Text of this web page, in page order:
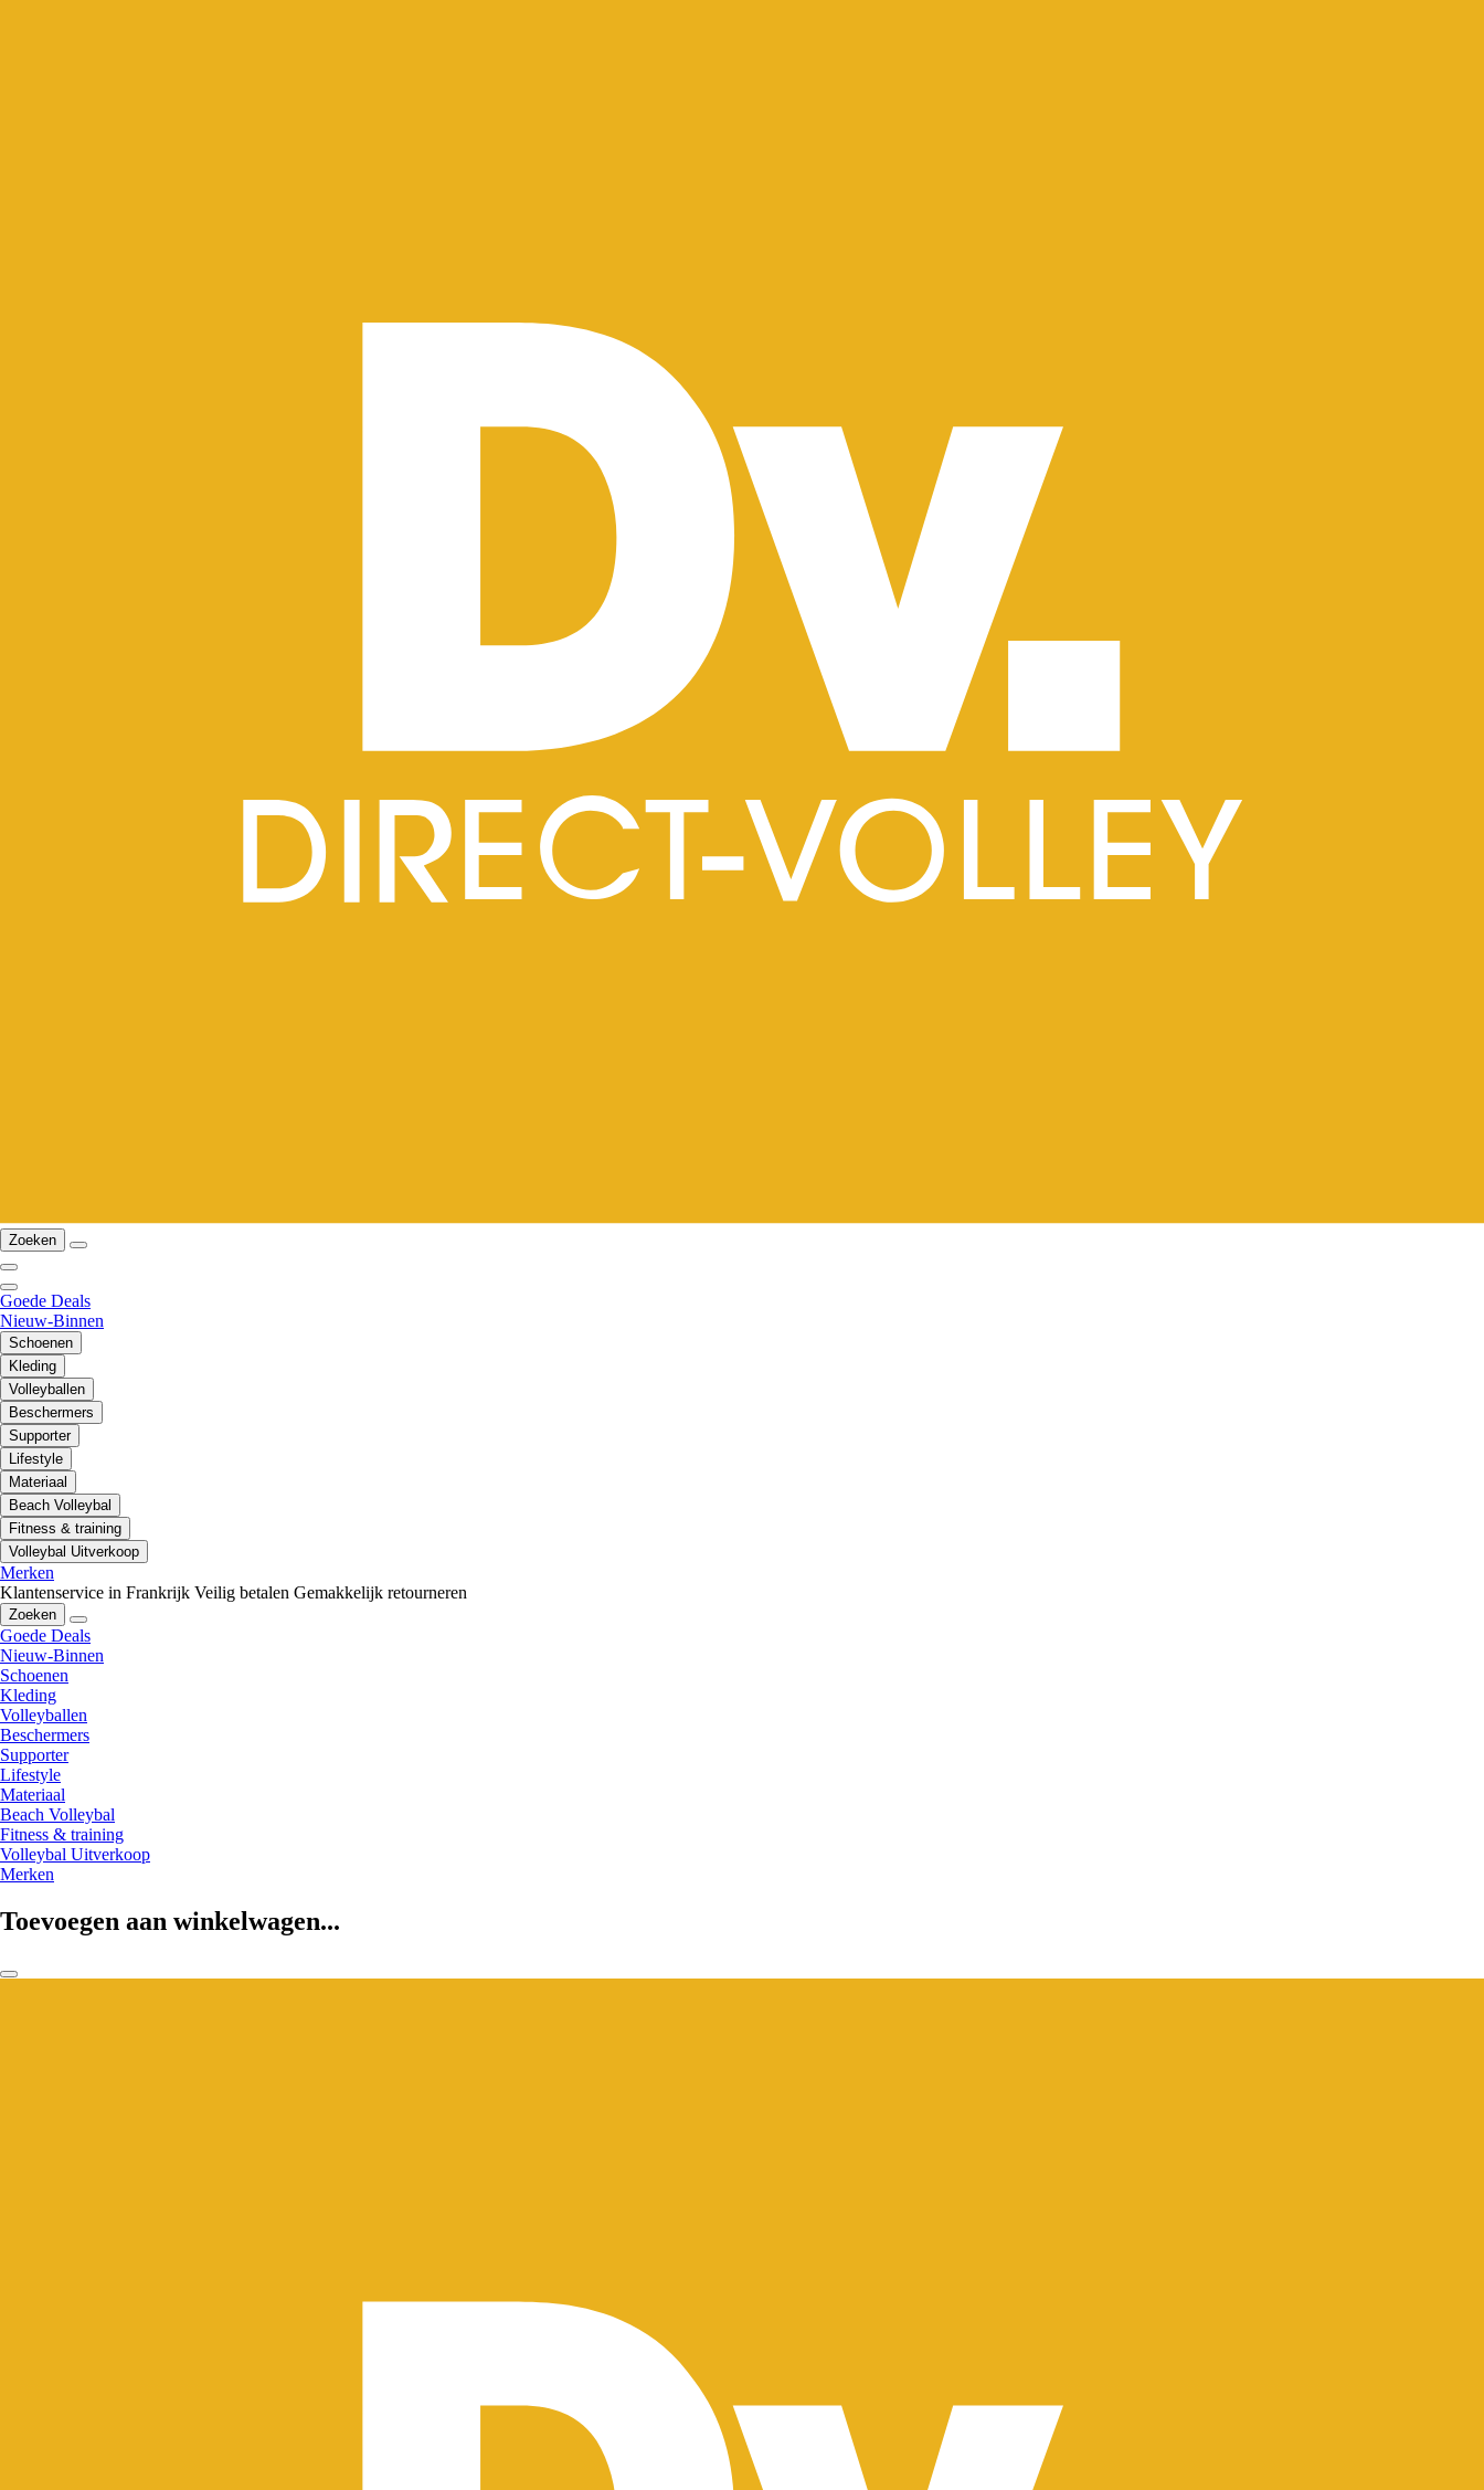
Zoeken
Goede Deals
Nieuw-Binnen
Schoenen
Kleding
Volleyballen
Beschermers
Supporter
Lifestyle
Materiaal
Beach Volleybal
Fitness & training
Volleybal Uitverkoop
Merken
Klantenservice in Frankrijk Veilig betalen Gemakkelijk retourneren
Zoeken
Goede Deals
Nieuw-Binnen
Schoenen
Kleding
Volleyballen
Beschermers
Supporter
Lifestyle
Materiaal
Beach Volleybal
Fitness & training
Volleybal Uitverkoop
Merken
Toevoegen aan winkelwagen...